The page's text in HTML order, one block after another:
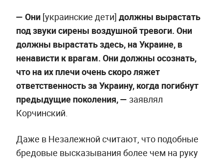
— Они[украинские дети] должны вырастать
под звуки сирены воздушной тревоги. Они
должны вырастать здесь, на Украине, в
ненависти к врагам. Они должны осознать,
что на их плечи очень скоро ляжет
ответственность за Украину, когда погибнут
предыдущие поколения, — заявлял
Корчинский.
Даже в Незалежной считают, что подобные
бредовые высказывания более чем на руку